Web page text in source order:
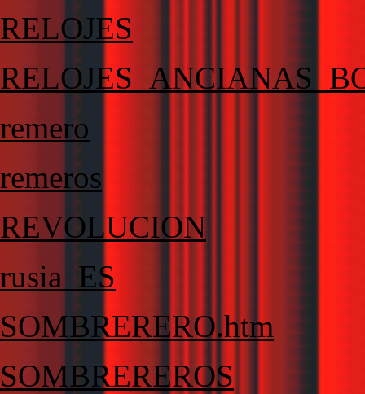
RELOJES
remero
remeros
REVOLUCION
rusia_ES
SOMBRERERO.htm
SOMBREREROS